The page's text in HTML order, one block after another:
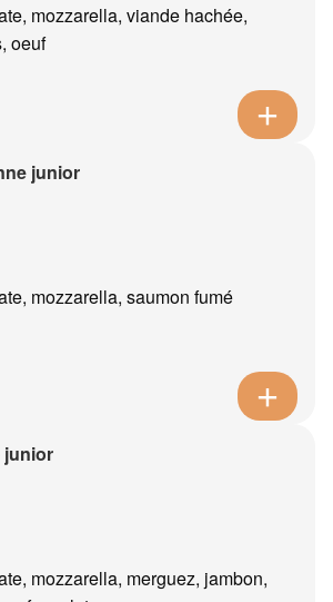
mozzarella, viande hachée,
oeuf
junior
mozzarella, saumon fumé
junior
mozzarella, merguez, jambon,